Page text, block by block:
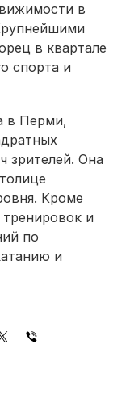
в
в квартале
спорта и
в Перми,
зрителей. Она
Кроме
и
по
и